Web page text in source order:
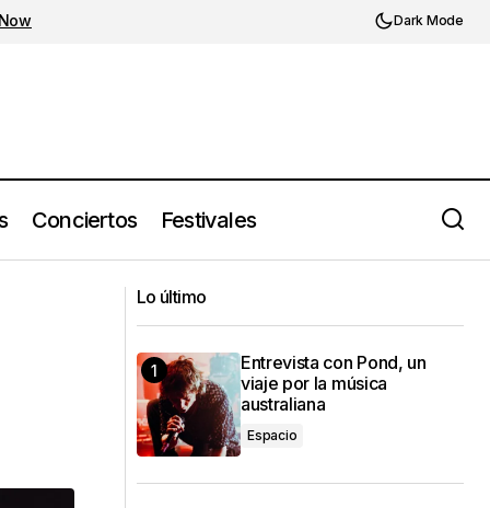
Dark Mode
Conciertos Festivales
2023
Lo último
Entrevista con Pond, un
viaje por la música
australiana
Espacio